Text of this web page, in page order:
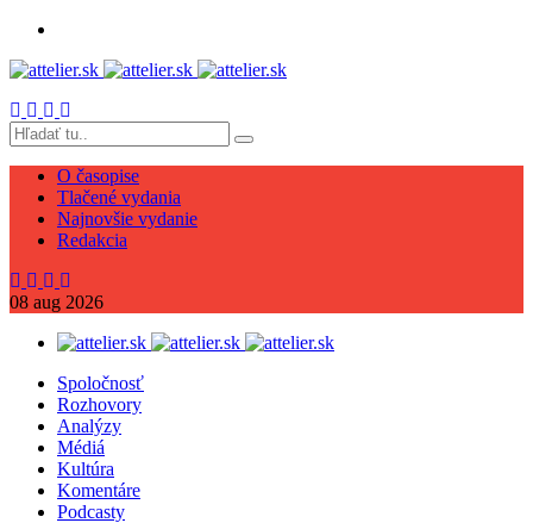
O časopise
Tlačené vydania
Najnovšie vydanie
Redakcia
08 aug 2026
Spoločnosť
Rozhovory
Analýzy
Médiá
Kultúra
Komentáre
Podcasty